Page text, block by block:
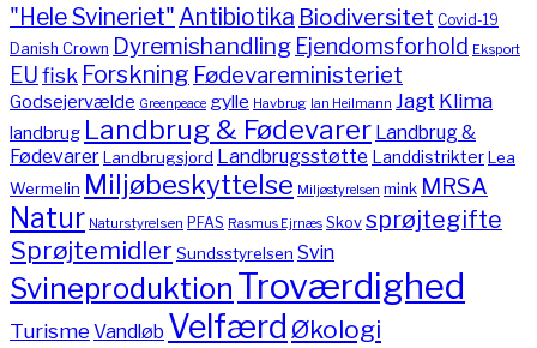
"Hele Svineriet" Antibiotika Biodiversitet Covid-19
Danish Crown Dyremishandling Ejendomsforhold Eksport
EUfisk Forskning Fødevareministeriet
Godsejervælde Greenpeace gylle Havbrug Ian Heilmann Jagt Klima
landbrug Landbrug & Fødevarer Landbrug &
FødevarerLandbrugsjord Landbrugsstøtte LanddistrikterLea
Wermelin Miljøbeskyttelse Miljøstyrelsen mink MRSA
Natur Naturstyrelsen PFAS Rasmus Ejrnæs Skov sprøjtegifte
Sprøjtemidler Sundsstyrelsen Svin
Svineproduktion Troværdighed
TurismeVandløb Velfærd Økologi